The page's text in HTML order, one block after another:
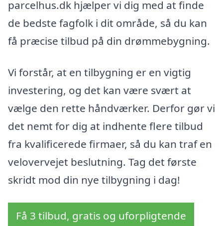
parcelhus.dk hjælper vi dig med at finde
de bedste fagfolk i dit område, så du kan
få præcise tilbud på din drømmebygning.
Vi forstår, at en tilbygning er en vigtig
investering, og det kan være svært at
vælge den rette håndværker. Derfor gør vi
det nemt for dig at indhente flere tilbud
fra kvalificerede firmaer, så du kan traf en
velovervejet beslutning. Tag det første
skridt mod din nye tilbygning i dag!
Få 3 tilbud, gratis og uforpligtende